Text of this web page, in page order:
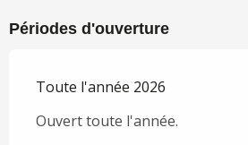
Périodes d'ouverture
Toute l'année 2026
Ouvert toute l'année.